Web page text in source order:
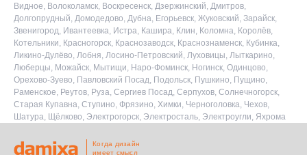
Видное, Волоколамск, Воскресенск, Дзержинский, Дмитров,
Долгопрудный, Домодедово, Дубна, Егорьевск, Жуковский, Зарайск,
Звенигород, Ивантеевка, Истра, Кашира, Клин, Коломна, Королёв,
Котельники, Красногорск, Краснозаводск, Краснознаменск, Кубинка,
Ликино-Дулёво, Лобня, Лосино-Петровский, Луховицы, Лыткарино,
Люберцы, Можайск, Мытищи, Наро-Фоминск, Ногинск, Одинцово,
Орехово-Зуево, Павловский Посад, Подольск, Пушкино, Пущино,
Раменское, Реутов, Руза, Сергиев Посад, Серпухов, Солнечногорск,
Старая Купавна, Ступино, Фрязино, Химки, Черноголовка, Чехов,
Шатура, Щёлково, Электрогорск, Электросталь, Электроугли, Яхрома
Когда дизайн
имеет смысл